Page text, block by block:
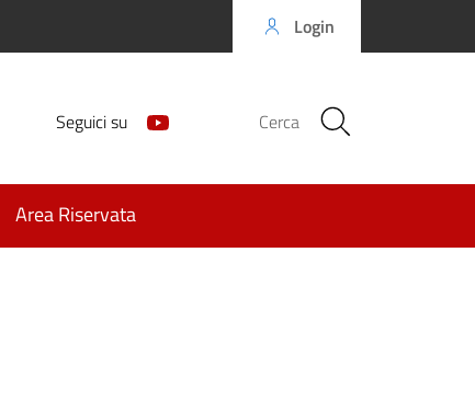
Login
Seguici su Cerca
Area Riservata